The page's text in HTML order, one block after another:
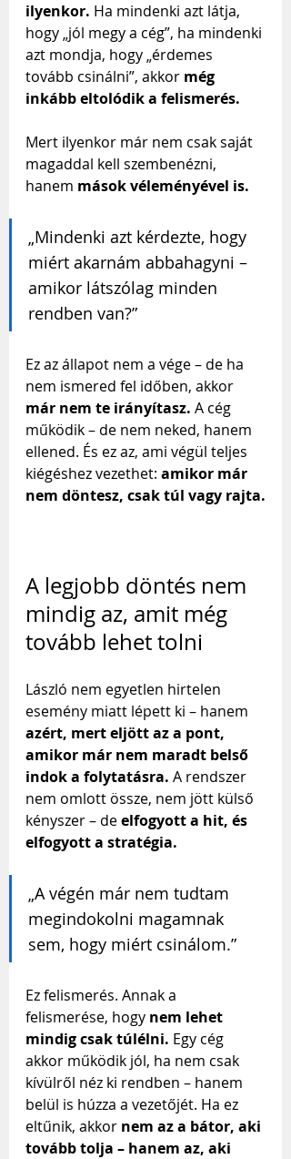
ilyenkor. Ha mindenki azt látja,
hogy „jól megy a cég”, ha mindenki
azt mondja, hogy „érdemes
tovább csinálni”, akkor még
inkább eltolódik a felismerés.
Mert ilyenkor már nem csak saját
magaddal kell szembenézni,
hanem mások véleményével is.
„Mindenki azt kérdezte, hogy
miért akarnám abbahagyni –
amikor látszólag minden
rendben van?”
Ez az állapot nem a vége – de ha
nem ismered fel időben, akkor
már nem te irányítasz. A cég
működik – de nem neked, hanem
ellened. És ez az, ami végül teljes
kiégéshez vezethet: amikor már
nem döntesz, csak túl vagy rajta.
A legjobb döntés nem
mindig az, amit még
tovább lehet tolni
László nem egyetlen hirtelen
esemény miatt lépett ki – hanem
azért, mert eljött az a pont,
amikor már nem maradt belső
indok a folytatásra. A rendszer
nem omlott össze, nem jött külső
kényszer – de elfogyott a hit, és
elfogyott a stratégia.
„A végén már nem tudtam
megindokolni magamnak
sem, hogy miért csinálom.”
Ez felismerés. Annak a
felismerése, hogy nem lehet
mindig csak túlélni. Egy cég
akkor működik jól, ha nem csak
kívülről néz ki rendben – hanem
belül is húzza a vezetőjét. Ha ez
eltűnik, akkor nem az a bátor, aki
tovább tolja – hanem az, aki